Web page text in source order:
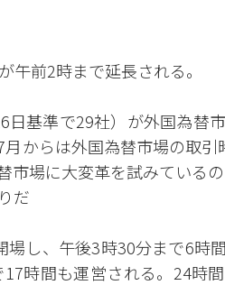
前2時まで延長される。
基準で29社）が外国為替
からは外国為替市場の取
市場に大変革を試みている
だ
し、午後3時30分まで6時
時間も運営される。24時間